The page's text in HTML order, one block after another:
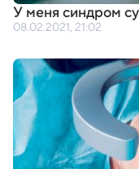
У меня синдром
08.02.2021, 21:02